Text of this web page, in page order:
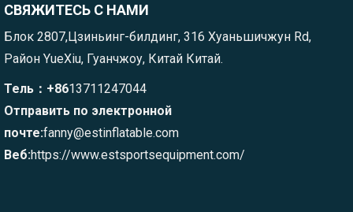
СВЯЖИТЕСЬ С НАМИ
Блок 2807,Цзиньинг-билдинг, 316 Хуаньшичжун Rd,
Район YueXiu, Гуанчжоу, Китай Китай.
Тель：+8613711247044
Отправить по электронной
почте:fanny@estinflatable.com
Веб:https://www.estsportsequipment.com/